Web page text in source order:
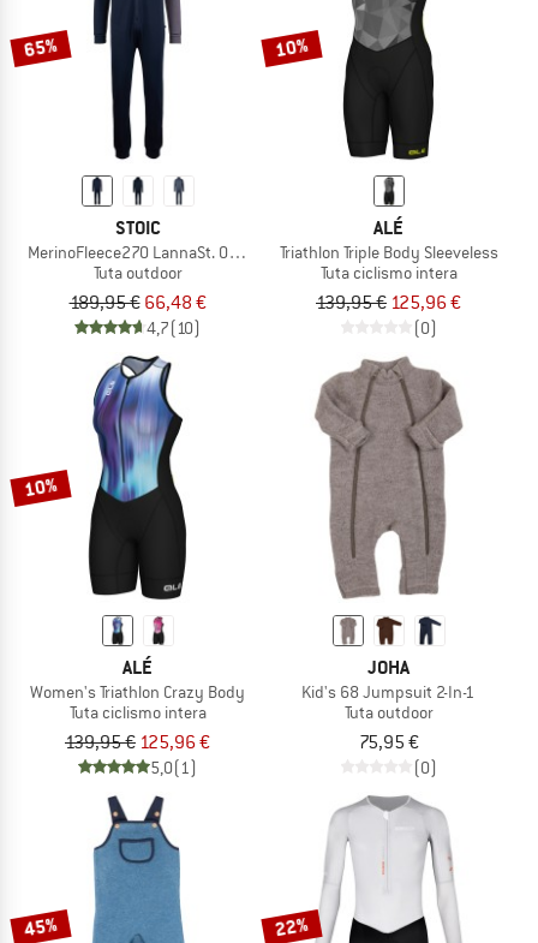
65%
STOIC
MerinoFleece270 LannaSt. One Suit
Tuta outdoor
189,95 € 66,48 €
4,7(10)
10%
ALÉ
Triathlon Triple Body Sleeveless
Tuta ciclismo intera
139,95 € 125,96 €
(0)
10%
ALÉ
Women's Triathlon Crazy Body
Tuta ciclismo intera
139,95 € 125,96 €
5,0(1)
JOHA
Kid's 68 Jumpsuit 2-In-1
Tuta outdoor
75,95 €
(0)
45% 22%